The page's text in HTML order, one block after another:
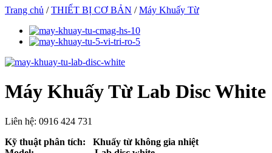
Trang chủ / THIẾT BỊ CƠ BẢN / Máy Khuấy Từ
Máy Khuấy Từ Lab Disc White
Liên hệ: 0916 424 731
Kỹ thuật phân tích: Khuấy từ không gia nhiệt